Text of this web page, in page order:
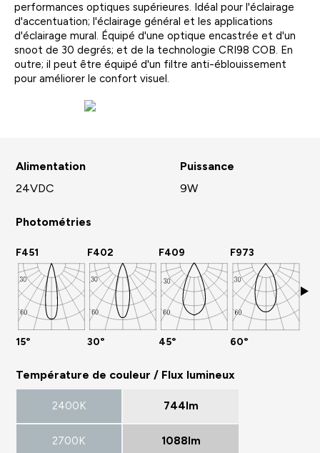
Alimentation
24VDC
Puissance
9W
Photométries
F451
15°
F402
30°
F409
45°
F973
60°
Température de couleur / Flux lumineux
2400K 744lm
2700K 1088lm
performances optiques supérieures. Idéal pour l'éclairage
d'accentuation; l'éclairage général et les applications
d'éclairage mural. Équipé d'une optique encastrée et d'un
snoot de 30 degrés; et de la technologie CRI98 COB. En
outre; il peut être équipé d'un filtre anti-éblouissement
pour améliorer le confort visuel.